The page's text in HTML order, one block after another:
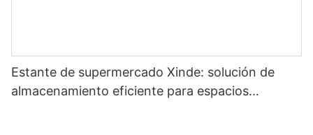
Estante de supermercado Xinde: solución de
almacenamiento eficiente para espacios